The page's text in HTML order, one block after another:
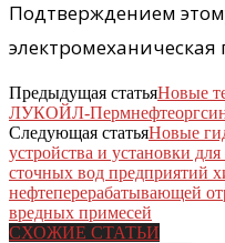
Подтверждением
электромеханическая
Предыдущая статьяНовые
ЛУКОЙЛ-
Следующая статьяНовые
устройства и установки
сточных вод предприятий
нефтеперерабатывающей
вредных примесей
СХОЖИЕ СТАТЬИ